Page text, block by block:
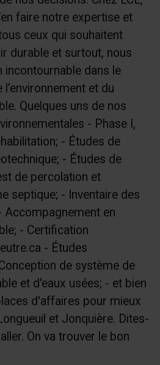
faire notre expertise et
ceux qui souhaitent
durable et surtout, nous
incontournable dans le
et du
Quelques uns de nos
- Phase I,
- Études de
- Études de
de percolation et
septique; - Inventaire des
en
- Certification
- Études
de système de
et d'eaux usées; - et bien
d'affaires pour mieux
et Jonquière. Dites-
On va trouver le bon